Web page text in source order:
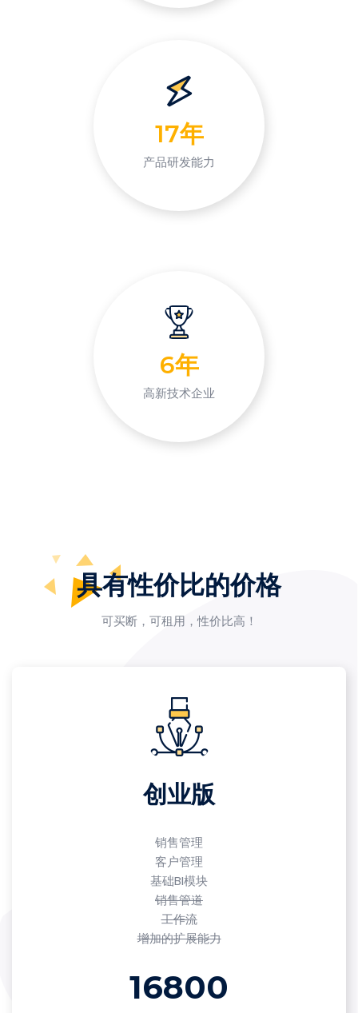
17年
产品研发能力
6年
高新技术企业
具有性价比的价格
可买断，可租用，性价比高！
创业版
销售管理
客户管理
基础BI模块
销售管道
工作流
增加的扩展能力
16800